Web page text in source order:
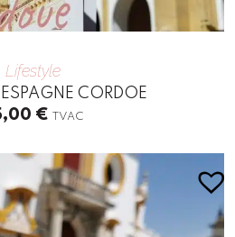
Lifestyle
CORDOE
€ TVAC